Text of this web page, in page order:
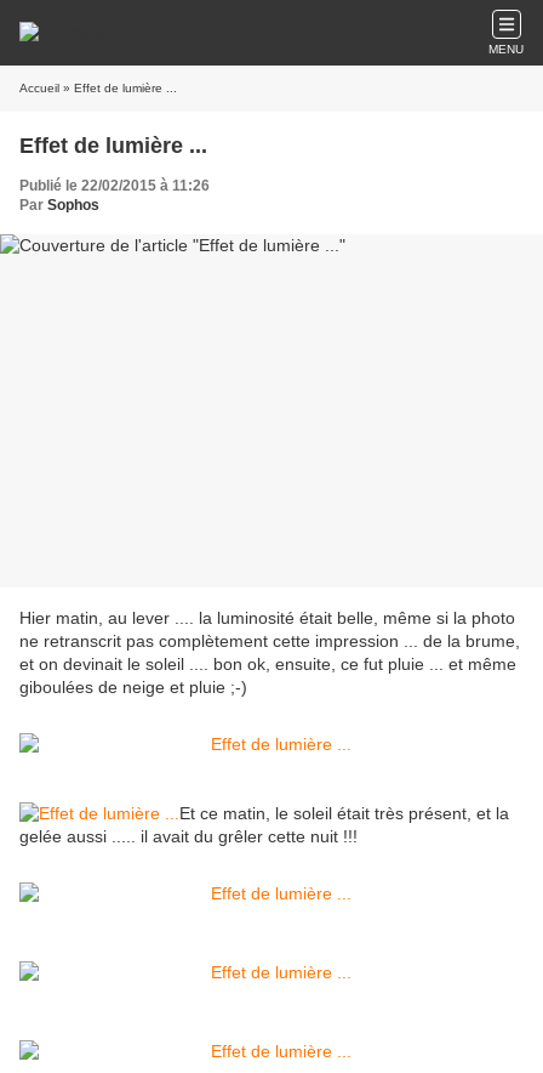
MENU
Accueil » Effet de lumière ...
Effet de lumière ...
Publié le 22/02/2015 à 11:26
Par Sophos
Hier matin, au lever .... la luminosité était belle, même si la photo
ne retranscrit pas complètement cette impression ... de la brume,
et on devinait le soleil .... bon ok, ensuite, ce fut pluie ... et même
giboulées de neige et pluie ;-)
Et ce matin, le soleil était très présent, et la
gelée aussi ..... il avait du grêler cette nuit !!!